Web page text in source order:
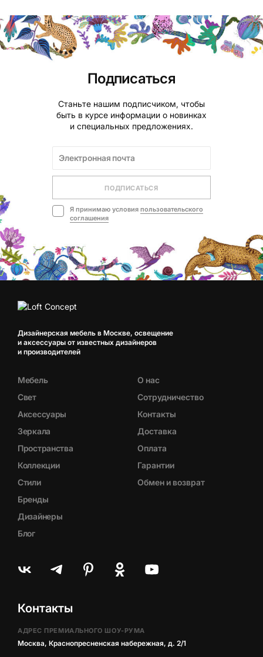
Подписаться
Станьте нашим подписчиком, чтобы
быть в курсе информации о новинках
и специальных предложениях.
ПОДПИСАТЬСЯ
Я принимаю условия пользовательского
соглашения
Дизайнерская мебель в Москве, освещение
и аксессуары от известных дизайнеров
и производителей
Мебель
Свет
Аксессуары
Зеркала
Пространства
Коллекции
Стили
Бренды
Дизайнеры
Блог
О нас
Сотрудничество
Контакты
Доставка
Оплата
Гарантии
Обмен и возврат
Контакты
АДРЕС ПРЕМИАЛЬНОГО ШОУ-РУМА
Москва, Краснопресненская набережная, д. 2/1